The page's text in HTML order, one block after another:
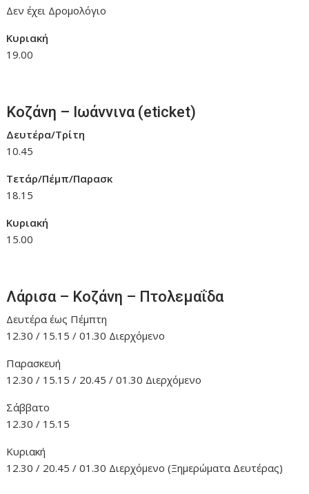
Δεν έχει Δρομολόγιο
Κυριακή
19.00
Κοζάνη – Ιωάννινα (eticket)
Δευτέρα/Τρίτη
10.45
Τετάρ/Πέμπ/Παρασκ
18.15
Κυριακή
15.00
Λάρισα – Κοζάνη – Πτολεμαΐδα
Δευτέρα έως Πέμπτη
12.30 / 15.15 / 01.30 Διερχόμενο
Παρασκευή
12.30 / 15.15 / 20.45 / 01.30 Διερχόμενο
Σάββατο
12.30 / 15.15
Κυριακή
12.30 / 20.45 / 01.30 Διερχόμενο (Ξημερώματα Δευτέρας)